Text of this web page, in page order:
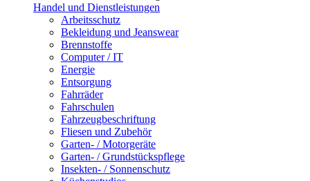
Handel und Dienstleistungen
Arbeitsschutz
Bekleidung und Jeanswear
Brennstoffe
Computer / IT
Energie
Entsorgung
Fahrräder
Fahrschulen
Fahrzeugbeschriftung
Fliesen und Zubehör
Garten- / Motorgeräte
Garten- / Grundstückspflege
Insekten- / Sonnenschutz